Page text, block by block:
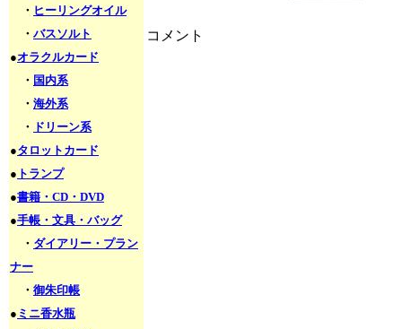
・ ヒーリングオイル
・ バスソルト
●オラクルカード
・ 国内系
・ 海外系
・ ドリーン系
●タロットカード
● トランプ
●書籍・CD・DVD
●手帳・文具・バッグ
・ ダイアリー・プラン
ナー
・ 御朱印帳
● ミニ香水瓶
コメント